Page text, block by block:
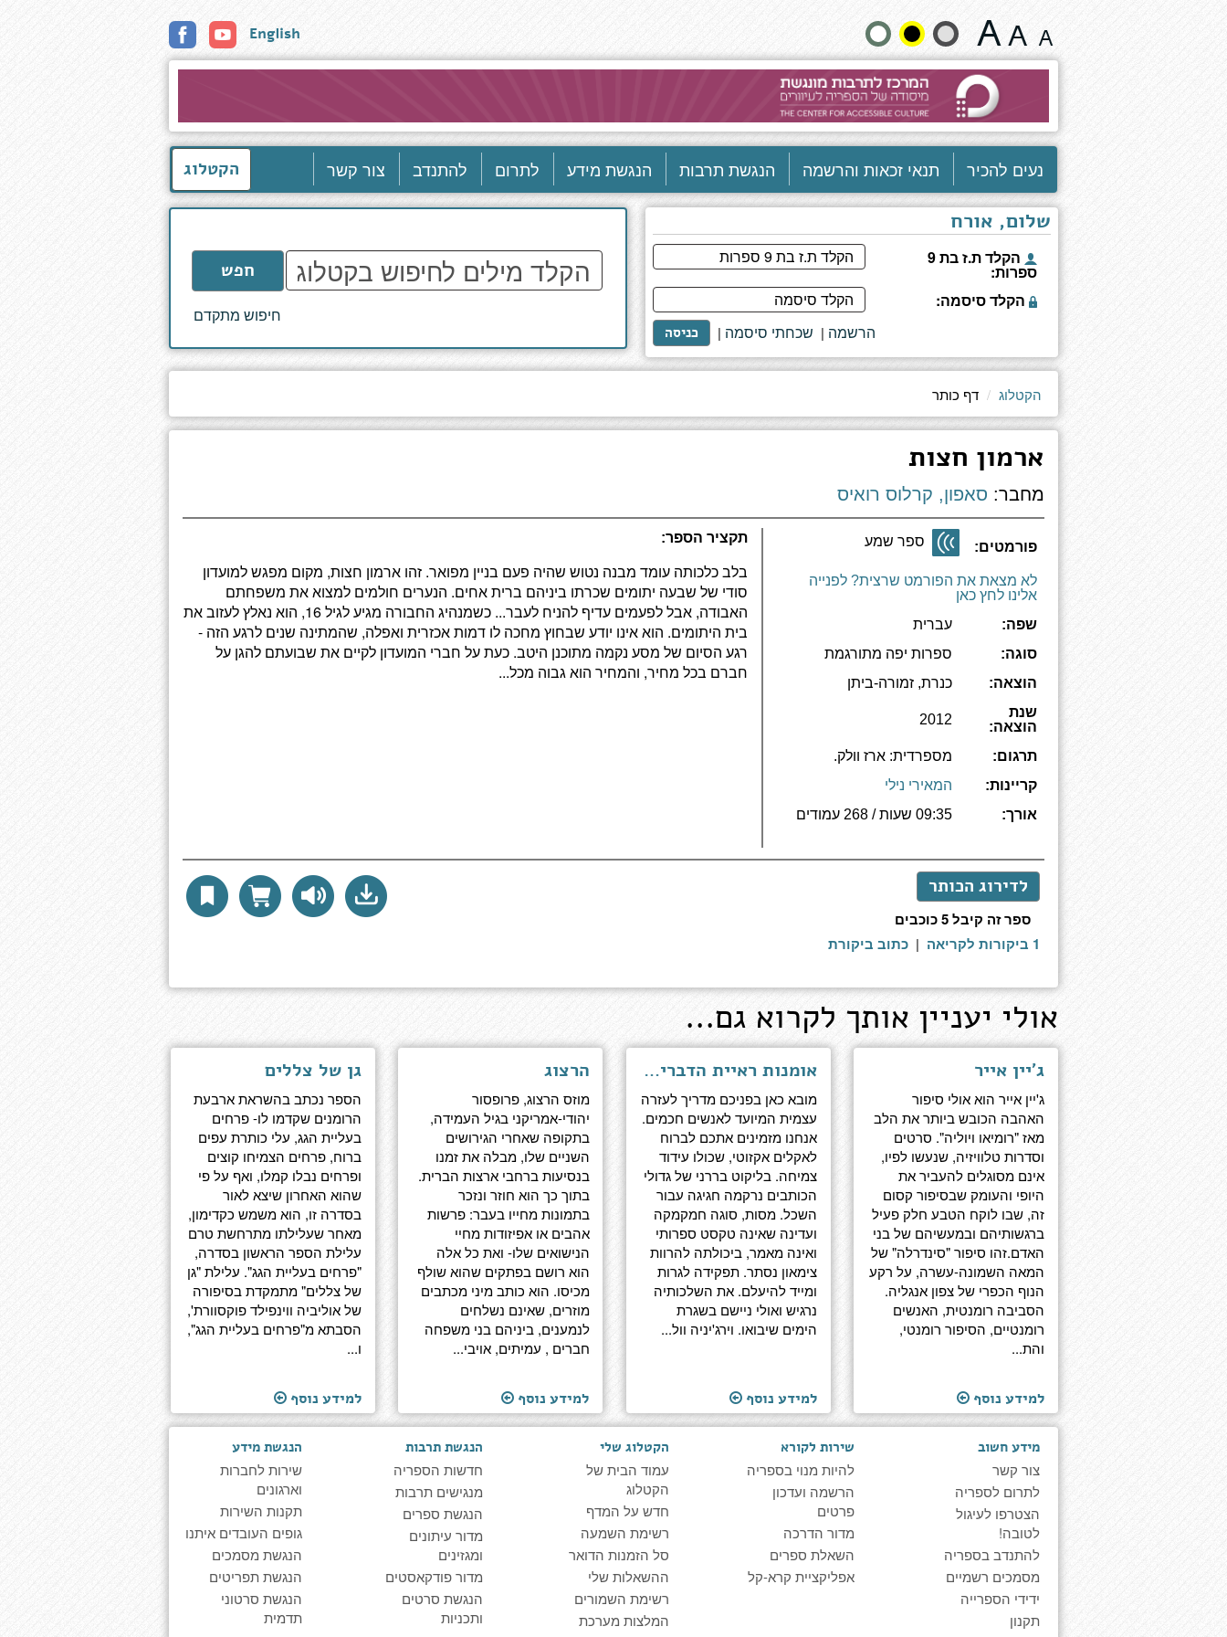
כותר
שנה
גודל
וצבעים:
English
נעים להכיר תנאי זכאות והרשמה הנגשת תרבות הנגשת מידע לתרום להתנדב צור קשר הקטלוג
שלום, אורח
הקלד ת.ז בת 9
ספרות:
הקלד סיסמה:
כניסה | שכחתי סיסמה | הרשמה
הקלד
מילים
לחיפוש
חפש
חיפוש מתקדם
הקטלוג דף כותר
ארמון חצות
מחבר: סאפון, קרלוס רואיס
פורמטים: ספר שמע
לא מצאת את הפורמט שרצית? לפנייה
אלינו לחץ כאן
שפה:
עברית
סוגה:
ספרות יפה מתורגמת
הוצאה:
כנרת, זמורה-ביתן
שנת
הוצאה:
2012
תרגום:
מספרדית: ארז וולק.
קריינות:
המאירי נילי
אורך:
09:35 שעות / 268 עמודים
תקציר הספר:
בלב כלכותה עומד מבנה נטוש שהיה פעם בניין מפואר. זהו ארמון חצות, מקום מפגש למועדון
סודי של שבעה יתומים שכרתו ביניהם ברית אחים. הנערים חולמים למצוא את משפחתם
האבודה, אבל לפעמים עדיף להניח לעבר... כשמנהיג החבורה מגיע לגיל 16, הוא נאלץ לעזוב את
בית היתומים. הוא אינו יודע שבחוץ מחכה לו דמות אכזרית ואפלה, שהמתינה שנים לרגע הזה -
רגע הסיום של מסע נקמה מתוכנן היטב. כעת על חברי המועדון לקיים את שבועתם להגן על
חברם בכל מחיר, והמחיר הוא גבוה מכל...
לדירוג הכותר
ספר זה קיבל 5 כוכבים
1 ביקורות לקריאה
| כתוב ביקורת
אולי יעניין אותך לקרוא גם...
ג'יין אייר
ג'יין אייר הוא אולי סיפור
האהבה הכובש ביותר את הלב
מאז "רומיאו ויוליה". סרטים
וסדרות טלוויזיה, שנעשו לפיו,
אינם מסוגלים להעביר את
היופי והעומק שבסיפור קסום
זה, שבו לוקח הטבע חלק פעיל
ברגשותיהם ובמעשיהם של בני
האדם.זהו סיפור "סינדרלה" של
המאה השמונה-עשרה, על רקע
הנוף הכפרי של צפון אנגליה.
הסביבה רומנטית, האנשים
רומנטיים, הסיפור רומנטי,
והת...
למידע נוסף
אומנות ראיית הדברים - מסות עזרה עצמית עבור חכמים
מובא כאן בפניכם מדריך לעזרה
עצמית המיועד לאנשים חכמים.
אנחנו מזמינים אתכם לברוח
לאקלים אקזוטי, שכולו עידוד
צמיחה. בליקוט בררני של גדולי
הכותבים נרקמה חגיגה עבור
השכל. מסות, סוגה חמקמקה
ועדינה שאינה טקסט ספרותי
ואינה מאמר, ביכולתה להרוות
צימאון נסתר. תפקידה לגרות
ומייד להיעלם. את השלכותיה
נרגיש ואולי ניישם בשגרת
הימים שיבואו. וירג'יניה וול...
למידע נוסף
הרצוג
מוזס הרצוג, פרופסור
יהודי-אמריקני בגיל העמידה,
בתקופה שאחרי הגירושים
השניים שלו, מבלה את זמנו
בנסיעות ברחבי ארצות הברית.
בתוך כך הוא חוזר ונזכר
בתמונות מחייו בעבר: פרשות
אהבים או אפיזודות מחיי
הנישואים שלו- ואת כל אלה
הוא רושם בפתקים שהוא שולף
מכיסו. הוא כותב מיני מכתבים
מוזרים, שאינם נשלחים
לנמענים, ביניהם בני משפחה
חברים , עמיתים, אויבי...
למידע נוסף
גן של צללים
הספר נכתב בהשראת ארבעת
הרומנים שקדמו לו- פרחים
בעליית הגג, עלי כותרת עפים
ברוח, פרחים הצמיחו קוצים
ופרחים נבלו קמלו, ואף על פי
שהוא האחרון שיצא לאור
בסדרה זו, הוא משמש כקדימון,
מאחר שעלילתו מתרחשת טרם
עלילת הספר הראשון בסדרה,
"פרחים בעליית הגג". עלילת "גן
של צללים" מתמקדת בסיפורה
של אוליביה ווינפילד פוקסוורת',
הסבתא מ"פרחים בעליית הגג",
ו...
למידע נוסף
מידע חשוב
צור קשר
לתרום לספריה
הצטרפו לעיגול
לטובה!
להתנדב בספריה
מסמכים רשמיים
ידידי הספרייה
תקנון
שירות לקורא
להיות מנוי בספריה
הרשמה ועדכון
פרטים
מדור הדרכה
השאלת ספרים
אפליקציית קרא-קל
הקטלוג שלי
עמוד הבית של
הקטלוג
חדש על המדף
רשימת השמעה
סל הזמנות הדואר
ההשאלות שלי
רשימת השמורים
המלצות מערכת
הנגשת תרבות
חדשות הספריה
מנגישים תרבות
הנגשת ספרים
מדור עיתונים
ומגזינים
מדור פודקאסטים
הנגשת סרטים
ותכניות
הנגשת מידע
שירות לחברות
וארגונים
תקנות השירות
גופים העובדים איתנו
הנגשת מסמכים
הנגשת תפריטים
הנגשת סרטוני
תדמית